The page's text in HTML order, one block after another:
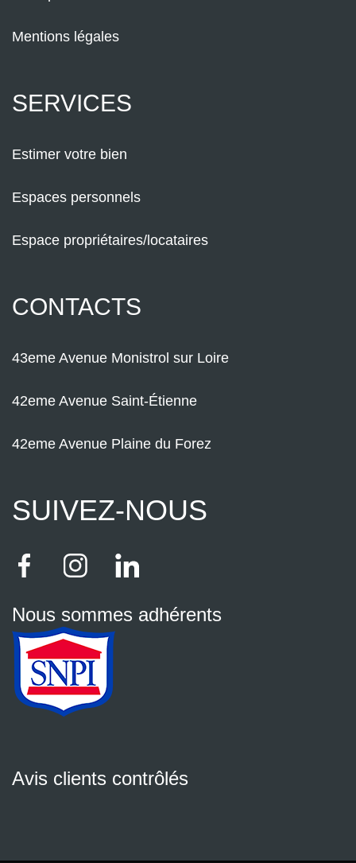
Mentions légales
SERVICES
Estimer votre bien
Espaces personnels
Espace propriétaires/locataires
CONTACTS
43eme Avenue Monistrol sur Loire
42eme Avenue Saint-Étienne
42eme Avenue Plaine du Forez
SUIVEZ-NOUS
Nous sommes adhérents
Avis clients contrôlés